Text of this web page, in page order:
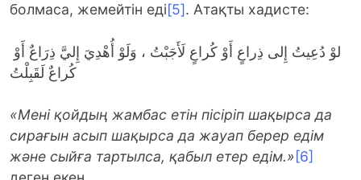
болмаса, жемейтін еді[5]. Атақты хадисте:
«Мені қойдың жамбас етін пісіріп шақырса да
сирағын асып шақырса да жауап берер едім
және сыйға тартылса, қабыл етер едім.» [6]